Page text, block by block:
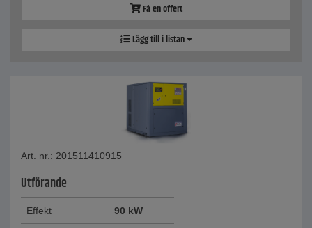
Få en offert
Lägg till i listan
Art. nr.: 201511410915
Utförande
Effekt 90 kW